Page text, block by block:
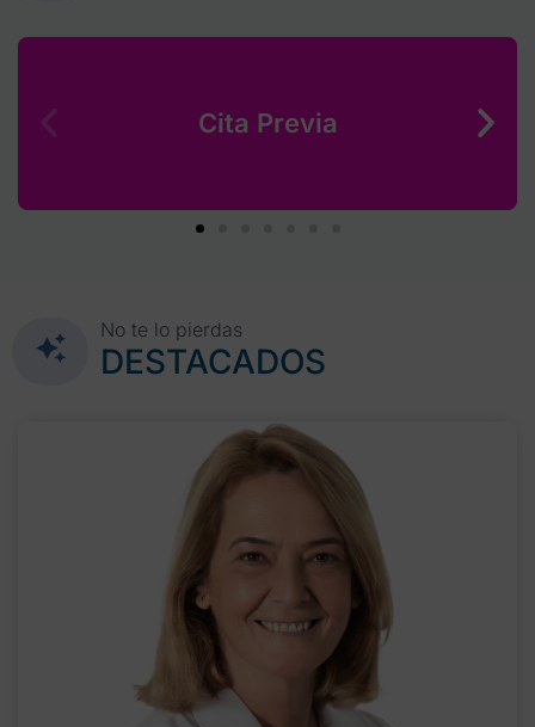
Cita Previa
No te lo pierdas
DESTACADOS